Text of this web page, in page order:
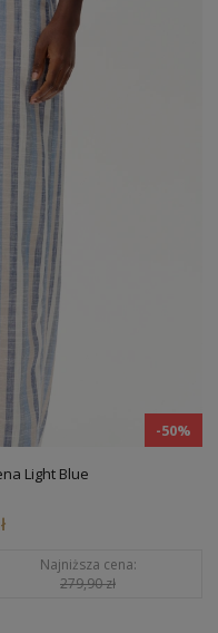
-50%
Blue
Najniższa cena:
99,90 zł